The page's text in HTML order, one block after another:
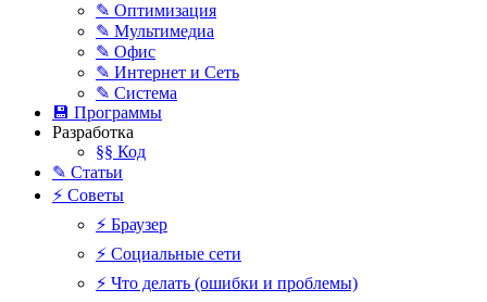
✎ Оптимизация
✎ Мультимедиа
✎ Офис
✎ Интернет и Сеть
✎ Система
💾 Программы
Разработка
§§ Код
✎ Статьи
⚡ Советы
⚡ Браузер
⚡ Социальные сети
⚡ Что делать (ошибки и проблемы)